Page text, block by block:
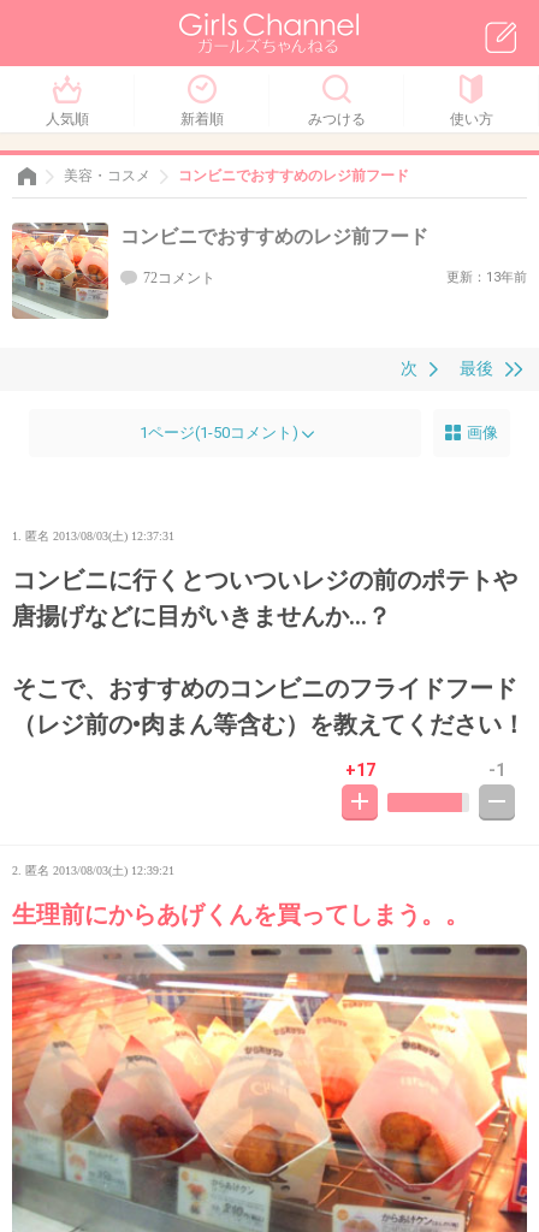
人気順 新着順 みつける 使い方
美容・コスメ コンビニでおすすめのレジ前フード
コンビニでおすすめのレジ前フード
72コメント 更新：13年前
最後
次
1ページ(1-50コメント) 画像
1. 匿名 2013/08/03(土) 12:37:31
コンビニに行くとついついレジの前のポテトや
唐揚げなどに目がいきませんか…？
そこで、おすすめのコンビニのフライドフード
（レジ前の•肉まん等含む）を教えてください！
+17 -1
2. 匿名 2013/08/03(土) 12:39:21
生理前にからあげくんを買ってしまう。。